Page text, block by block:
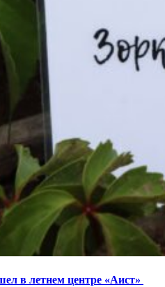
в летнем центре «Аист»